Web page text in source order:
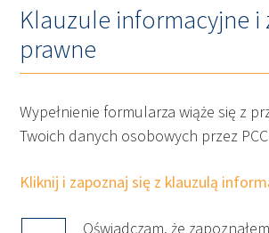
Klauzule informacyjne i
prawne
Wypełnienie formularza wiąże się z
Twoich danych osobowych przez
Kliknij i zapoznaj się z klauzulą
Oświadczam, że